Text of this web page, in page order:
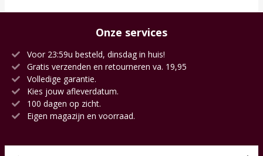
Onze services
Voor 23:59u besteld, dinsdag in huis!
Gratis verzenden en retourneren va. 19,95
Volledige garantie.
Kies jouw afleverdatum.
100 dagen op zicht.
Eigen magazijn en voorraad.